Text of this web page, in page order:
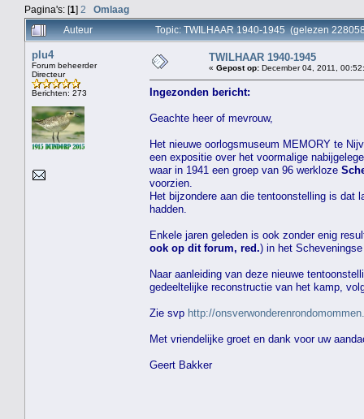
Pagina's: [1] 2
Omlaag
Auteur
Topic: TWILHAAR 1940-1945 (gelezen
plu4
Forum beheerder
Directeur
Berichten: 273
TWILHAAR 1940-1945
« Gepost op: December 04, 2011,
Ingezonden bericht:
Geachte heer of mevrouw,
Het nieuwe oorlogsmuseum MEMORY te
een expositie over het voormalige
waar in 1941 een groep van 96 werkloze
voorzien.
Het bijzondere aan die tentoonstelling is dat
hadden.
Enkele jaren geleden is ook zonder enig
ook op dit forum, red.) in het
Naar aanleiding van deze nieuwe
gedeeltelijke reconstructie van het kamp,
Zie svp http://
Met vriendelijke groet en dank voor uw
Geert Bakker